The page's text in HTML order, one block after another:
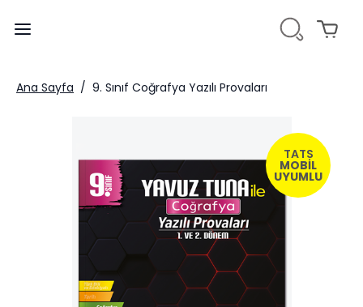
Ana Sayfa / 9. Sınıf Coğrafya Yazılı Provaları
TATS
MOBİL
UYUMLU